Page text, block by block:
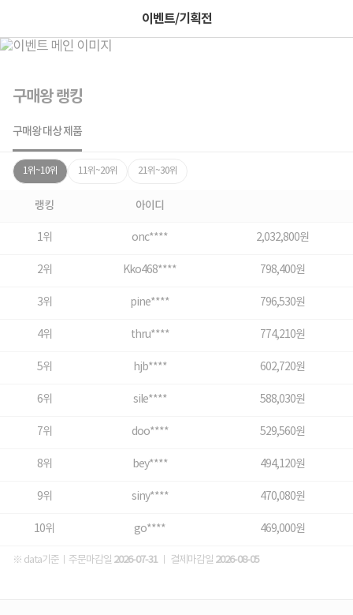
이벤트/기획전
구매왕 랭킹
구매왕 대상 제품
1위~10위 11위~20위 21위~30위
랭킹 아이디
1위 onc**** 2,032,800원
2위 Kko468**** 798,400원
3위 pine**** 796,530원
4위 thru**** 774,210원
5위 hjb**** 602,720원
6위 sile**** 588,030원
7위 doo**** 529,560원
8위 bey**** 494,120원
9위 siny**** 470,080원
10위 go**** 469,000원
※ data기준ㅣ주문마감일 2026-07-31ㅣ 결제마감일 2026-08-05